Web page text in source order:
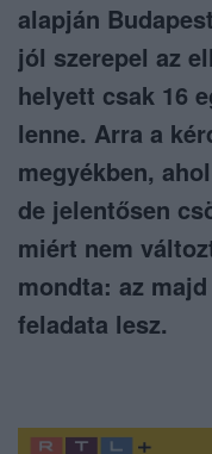
alapján
jól szerepel az
helyett csak 16
lenne. Arra a
megyékben,
de jelentősen
miért nem
mondta: az
feladata lesz.